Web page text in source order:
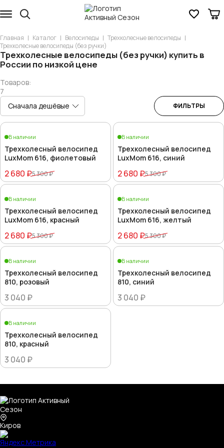
Главная Каталог Велосипеды
Трехколесные велосипеды
Трехколесные велосипеды (без ручки)
Трехколесные велосипеды (без ручки) купить в
России по низкой цене
Товаров:
7
ФИЛЬТРЫ
В наличии
Трехколесный велосипед
LuxMom 616, фиолетовый
2 680 ₽5 300 ₽
В наличии
Трехколесный велосипед
LuxMom 616, синий
2 680 ₽5 300 ₽
В наличии
Трехколесный велосипед
LuxMom 616, красный
2 680 ₽5 300 ₽
В наличии
Трехколесный велосипед
LuxMom 616, желтый
2 680 ₽5 300 ₽
В наличии
Трехколесный велосипед
810, розовый
3 040 ₽
В наличии
Трехколесный велосипед
810, синий
3 040 ₽
В наличии
Трехколесный велосипед
810, красный
3 040 ₽
Киров